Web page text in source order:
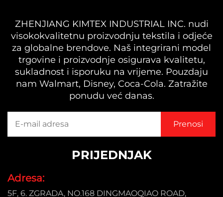
ZHENJIANG KIMTEX INDUSTRIAL INC. nudi
visokokvalitetnu proizvodnju tekstila i odjeće
za globalne brendove. Naš integrirani model
trgovine i proizvodnje osigurava kvalitetu,
sukladnost i isporuku na vrijeme. Pouzdaju
nam Walmart, Disney, Coca-Cola. Zatražite
ponudu već danas.
PRIJEDNJAK
Adresa:
5F, 6. ZGRADA, NO.168 DINGMAOQIAO ROAD,